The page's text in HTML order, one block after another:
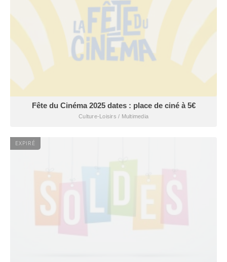
Fête du Cinéma 2025 dates : place de ciné à 5€
Culture-Loisirs / Multimedia
EXPIRÉ